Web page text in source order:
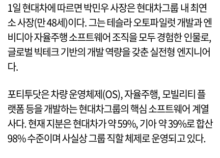
1일 현대차에 따르면 박민우 사장은 현대차그룹 내 최연
소 사장(만 48세)이다. 그는 테슬라 오토파일럿 개발과 엔
비디아 자율주행 소프트웨어 조직을 모두 경험한 인물로,
글로벌 빅테크 기반의 개발 역량을 갖춘 실전형 엔지니어
다.
포티투닷은 차량 운영체제(OS), 자율주행, 모빌리티 플
랫폼 등을 개발하는 현대차그룹의 핵심 소프트웨어 계열
사다. 현재 지분은 현대차가 약 59%, 기아 약 39%로 합산
98% 수준이며 사실상 그룹 직할 체제로 운영되고 있다.